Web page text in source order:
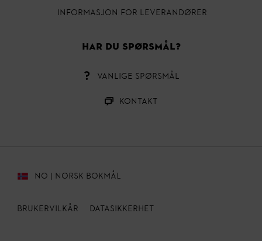
INFORMASJON FOR LEVERANDØRER
HAR DU SPØRSMÅL?
VANLIGE SPØRSMÅL
Kontakt
NO | NORSK BOKMÅL
Brukervilkår Datasikkerhet